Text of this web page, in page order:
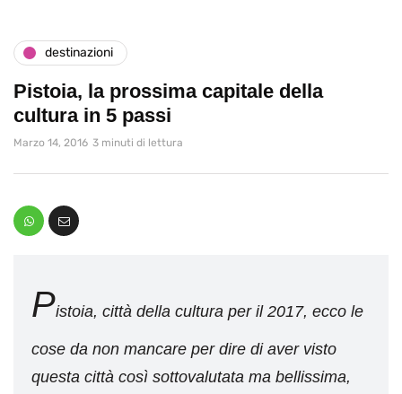
destinazioni
Pistoia, la prossima capitale della
cultura in 5 passi
Marzo 14, 2016 3 minuti di lettura
Pistoia, città della cultura per il 2017, ecco le
cose da non mancare per dire di aver visto
questa città così sottovalutata ma bellissima,